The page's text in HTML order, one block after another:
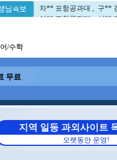
차** 포항공과대 , 구**
이** 포항공과대 , 신**
장** 포항공과대 , 이**
김** 포항공과대 , 이**
차** 포항공과대 , 구**
이** 포항공과대 , 신**
이** 동국대 , 이** 포항
/수학
무료
지역 일등 과외사이트
오랫동안 운영!